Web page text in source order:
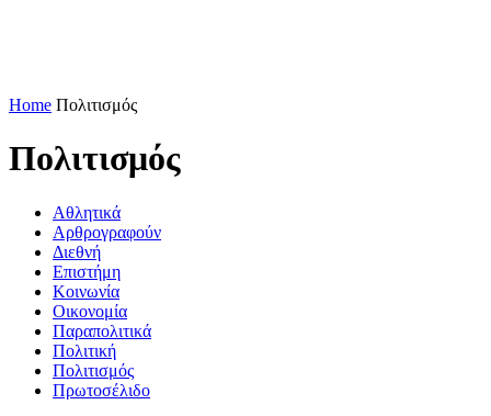
Home Πολιτισμός
Πολιτισμός
Αθλητικά
Αρθρογραφούν
Διεθνή
Επιστήμη
Κοινωνία
Οικονομία
Παραπολιτικά
Πολιτική
Πολιτισμός
Πρωτοσέλιδο